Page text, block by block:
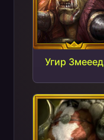
Угир Змееед